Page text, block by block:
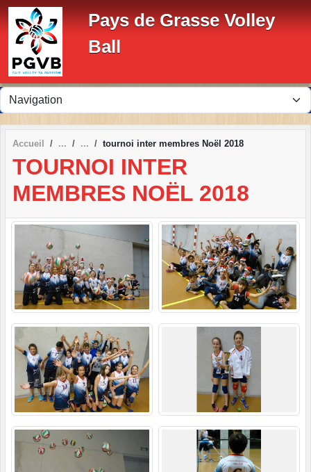
Pays de Grasse Volley
Ball
Accueil tournoi inter membres Noël 2018
TOURNOI INTER
MEMBRES NOËL 2018
Panneau de gestion des cookies